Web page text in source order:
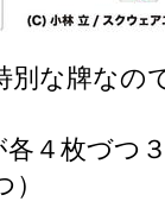
別な牌なの
各４枚づつ